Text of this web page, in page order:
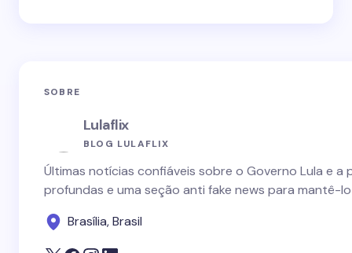
SOBRE
Lulaflix
BLOG LULAFLIX
Últimas notícias confiáveis sobre o Governo Lula e
profundas e uma seção anti fake news para mantê-
Brasília, Brasil